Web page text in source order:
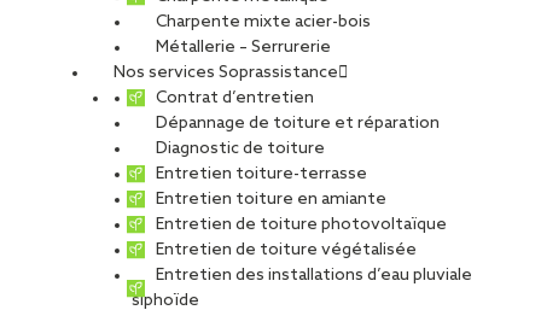
Charpente mixte acier-bois
Métallerie – Serrurerie
Nos services Soprassistance
Contrat d’entretien
Dépannage de toiture et réparation
Diagnostic de toiture
Entretien toiture-terrasse
Entretien toiture en amiante
Entretien de toiture photovoltaïque
Entretien de toiture végétalisée
Entretien des installations d’eau pluviale
siphoïde
www.soprassistance.fr